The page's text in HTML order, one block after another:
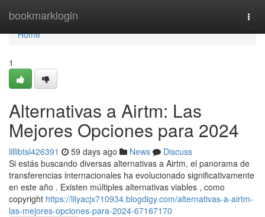
bookmarklogin
Home
Home
1
Alternativas a Airtm: Las
Mejores Opciones para 2024
lillibtsl426391 59 days ago News
Discuss
Si estás buscando diversas alternativas a Airtm, el panorama de
transferencias internacionales ha evolucionado significativamente
en este año . Existen múltiples alternativas viables , como
copyright https://lilyacjx710934.blogdigy.com/alternativas-a-airtm-
las-mejores-opciones-para-2024-67167170